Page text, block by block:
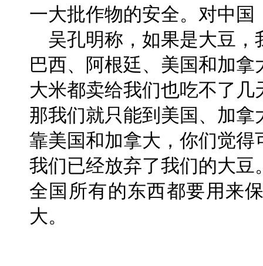
一大批作物的安全。对中
吴孔明称，如果是大豆，
巴西、阿根廷、美国和加
大米都卖给我们也吃不了
那我们就只能到美国、加
靠美国和加拿大，你们觉
我们已经放弃了我们的大
全国所有的东西都要用来
大。